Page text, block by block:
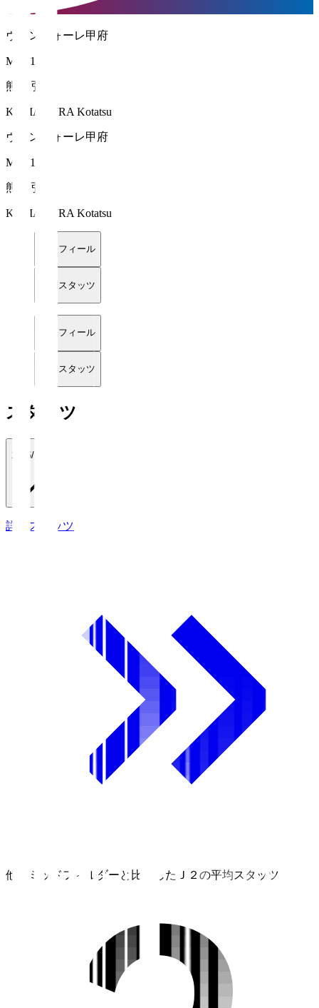
ヴァンフォーレ甲府
MF 11
熊倉 弘達
KUMAKURA Kotatsu
ヴァンフォーレ甲府
MF 11
熊倉 弘達
KUMAKURA Kotatsu
プロフィール
詳細スタッツ
プロフィール
詳細スタッツ
スタッツ
2026/27
詳細スタッツ
他のミッドフィルダーと比較したＪ２の平均スタッツ